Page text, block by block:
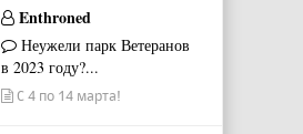
Enthroned
Неужели парк Ветеранов
в 2023 году?...
С 4 по 14 марта!